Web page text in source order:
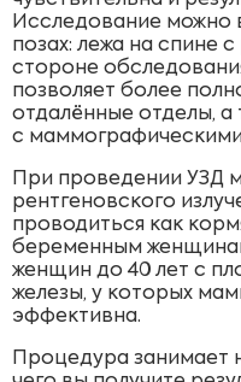
Исследование можно
позах: лежа на спине
стороне
позволяет более
отдалённые отделы, а
с
При проведении УЗД
рентгеновского
проводиться как
беременным
женщин до 40 лет с
железы, у которых
эффективна.
Процедура занимает